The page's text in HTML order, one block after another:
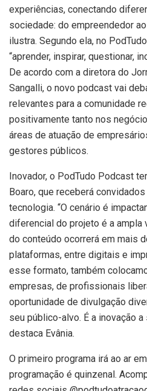
experiências, conectando
sociedade: do empreendedor
ilustra. Segundo ela, no
“aprender, inspirar, questionar,
De acordo com a diretora do
Sangalli, o novo podcast vai
relevantes para a comunidade
positivamente tanto nos
áreas de atuação de
gestores públicos.
Inovador, o PodTudo Podcast
Boaro, que receberá
tecnologia. “O cenário é
diferencial do projeto é a ampla
do conteúdo ocorrerá em mais
plataformas, entre digitais e
esse formato, também
empresas, de profissionais
oportunidade de divulgação
seu público-alvo. É a inovação
destaca Evânia.
O primeiro programa irá ao ar
programação é quinzenal.